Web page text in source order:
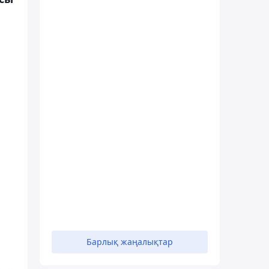
Барлық жаңалықтар